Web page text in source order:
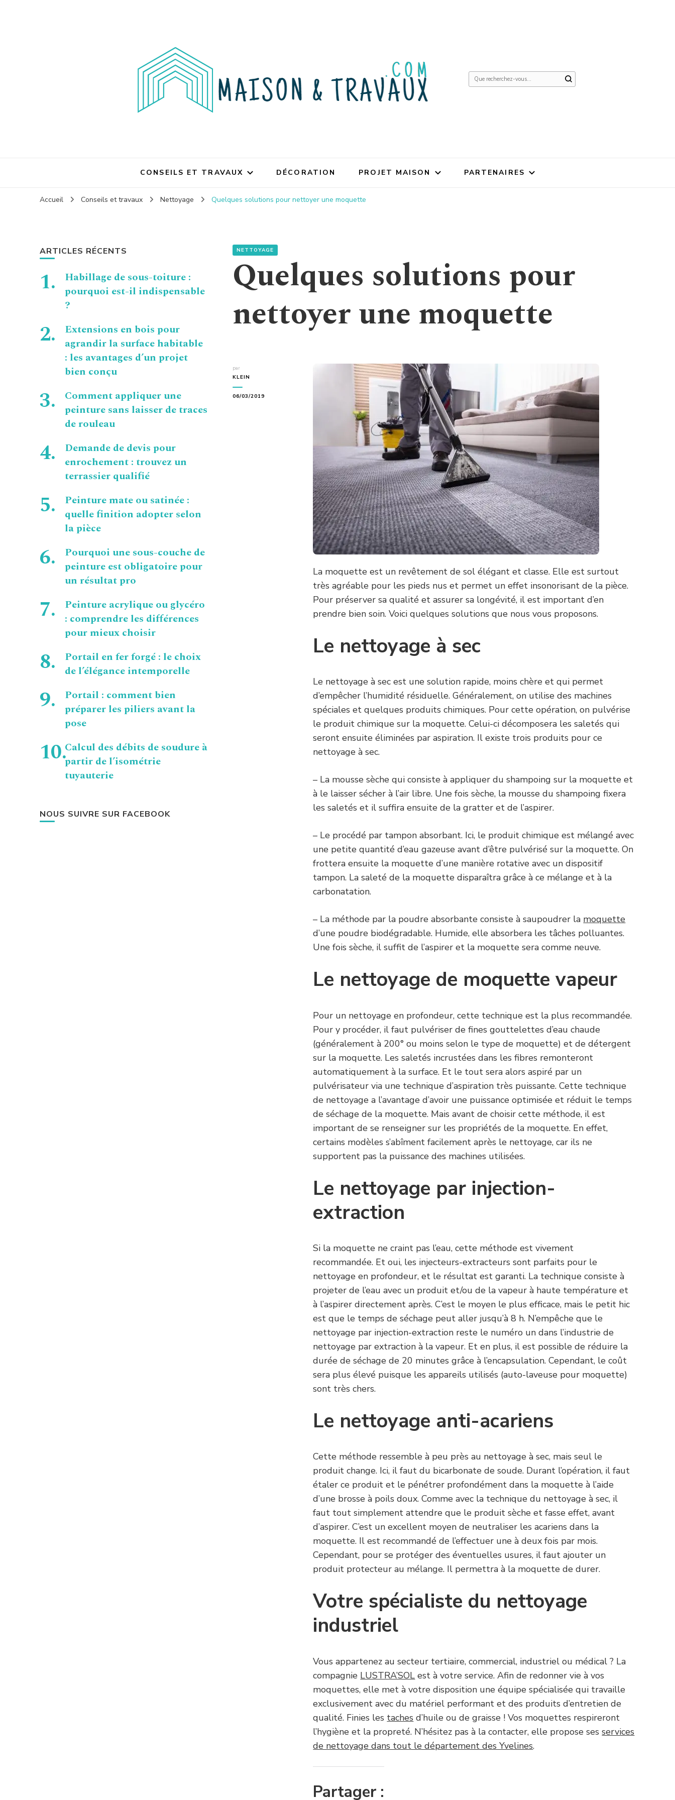
Vous
CONSEILS ET TRAVAUX DÉCORATION PROJET MAISON PARTENAIRES
Accueil Conseils et travaux Nettoyage Quelques solutions pour nettoyer une moquette
NETTOYAGE
Quelques solutions pour
nettoyer une moquette
par
KLEIN
06/03/2019
La moquette est un revêtement de sol élégant et classe. Elle est surtout
très agréable pour les pieds nus et permet un effet insonorisant de la pièce.
Pour préserver sa qualité et assurer sa longévité, il est important d’en
prendre bien soin. Voici quelques solutions que nous vous proposons.
Le nettoyage à sec
Le nettoyage à sec est une solution rapide, moins chère et qui permet
d’empêcher l’humidité résiduelle. Généralement, on utilise des machines
spéciales et quelques produits chimiques. Pour cette opération, on pulvérise
le produit chimique sur la moquette. Celui-ci décomposera les saletés qui
seront ensuite éliminées par aspiration. Il existe trois produits pour ce
nettoyage à sec.
– La mousse sèche qui consiste à appliquer du shampoing sur la moquette et
à le laisser sécher à l’air libre. Une fois sèche, la mousse du shampoing fixera
les saletés et il suffira ensuite de la gratter et de l’aspirer.
– Le procédé par tampon absorbant. Ici, le produit chimique est mélangé avec
une petite quantité d’eau gazeuse avant d’être pulvérisé sur la moquette. On
frottera ensuite la moquette d’une manière rotative avec un dispositif
tampon. La saleté de la moquette disparaîtra grâce à ce mélange et à la
carbonatation.
– La méthode par la poudre absorbante consiste à saupoudrer la moquette
d’une poudre biodégradable. Humide, elle absorbera les tâches polluantes.
Une fois sèche, il suffit de l’aspirer et la moquette sera comme neuve.
Le nettoyage de moquette vapeur
Pour un nettoyage en profondeur, cette technique est la plus recommandée.
Pour y procéder, il faut pulvériser de fines gouttelettes d’eau chaude
(généralement à 200° ou moins selon le type de moquette) et de détergent
sur la moquette. Les saletés incrustées dans les fibres remonteront
automatiquement à la surface. Et le tout sera alors aspiré par un
pulvérisateur via une technique d’aspiration très puissante. Cette technique
de nettoyage a l’avantage d’avoir une puissance optimisée et réduit le temps
de séchage de la moquette. Mais avant de choisir cette méthode, il est
important de se renseigner sur les propriétés de la moquette. En effet,
certains modèles s’abîment facilement après le nettoyage, car ils ne
supportent pas la puissance des machines utilisées.
Le nettoyage par injection-
extraction
Si la moquette ne craint pas l’eau, cette méthode est vivement
recommandée. Et oui, les injecteurs-extracteurs sont parfaits pour le
nettoyage en profondeur, et le résultat est garanti. La technique consiste à
projeter de l’eau avec un produit et/ou de la vapeur à haute température et
à l’aspirer directement après. C’est le moyen le plus efficace, mais le petit hic
est que le temps de séchage peut aller jusqu’à 8 h. N’empêche que le
nettoyage par injection-extraction reste le numéro un dans l’industrie de
nettoyage par extraction à la vapeur. Et en plus, il est possible de réduire la
durée de séchage de 20 minutes grâce à l’encapsulation. Cependant, le coût
sera plus élevé puisque les appareils utilisés (auto-laveuse pour moquette)
sont très chers.
Le nettoyage anti-acariens
Cette méthode ressemble à peu près au nettoyage à sec, mais seul le
produit change. Ici, il faut du bicarbonate de soude. Durant l’opération, il faut
étaler ce produit et le pénétrer profondément dans la moquette à l’aide
d’une brosse à poils doux. Comme avec la technique du nettoyage à sec, il
faut tout simplement attendre que le produit sèche et fasse effet, avant
d’aspirer. C’est un excellent moyen de neutraliser les acariens dans la
moquette. Il est recommandé de l’effectuer une à deux fois par mois.
Cependant, pour se protéger des éventuelles usures, il faut ajouter un
produit protecteur au mélange. Il permettra à la moquette de durer.
Votre spécialiste du nettoyage
industriel
Vous appartenez au secteur tertiaire, commercial, industriel ou médical ? La
compagnie LUSTRA’SOL est à votre service. Afin de redonner vie à vos
moquettes, elle met à votre disposition une équipe spécialisée qui travaille
exclusivement avec du matériel performant et des produits d’entretien de
qualité. Finies les taches d’huile ou de graisse ! Vos moquettes respireront
l’hygiène et la propreté. N’hésitez pas à la contacter, elle propose sesservices
de nettoyage dans tout le département des Yvelines.
Partager :
ARTICLES RÉCENTS
Habillage de sous-toiture :
pourquoi est-il indispensable
?
Extensions en bois pour
agrandir la surface habitable
: les avantages d’un projet
bien conçu
Comment appliquer une
peinture sans laisser de traces
de rouleau
Demande de devis pour
enrochement : trouvez un
terrassier qualifié
Peinture mate ou satinée :
quelle finition adopter selon
la pièce
Pourquoi une sous-couche de
peinture est obligatoire pour
un résultat pro
Peinture acrylique ou glycéro
: comprendre les différences
pour mieux choisir
Portail en fer forgé : le choix
de l’élégance intemporelle
Portail : comment bien
préparer les piliers avant la
pose
Calcul des débits de soudure à
partir de l’isométrie
tuyauterie
NOUS SUIVRE SUR FACEBOOK